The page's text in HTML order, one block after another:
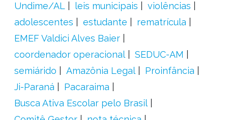
Undime/AL
leis municipais
violências
adolescentes
estudante
rematrícula
EMEF Valdici Alves Baier
coordenador operacional
SEDUC-AM
semiárido
Amazônia Legal
Proinfância
Ji-Paraná
Pacaraima
Busca Ativa Escolar pelo Brasil